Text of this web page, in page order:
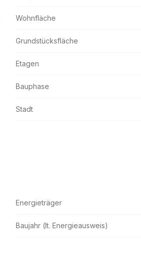
Wohnfläche
Grundstücksfläche
Etagen
Bauphase
Stadt
Energieträger
Baujahr (lt. Energieausweis)